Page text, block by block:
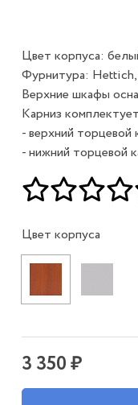
Цвет корпуса:
Фурнитура: Hettich,
Верхние шкафы
Карниз
- верхний
- нижний торцевой
Цвет корпуса
3 350 ₽